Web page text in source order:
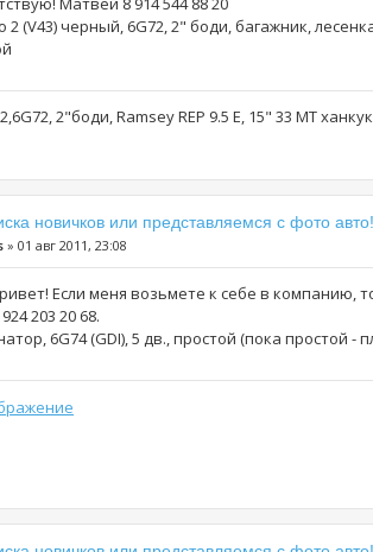
2 (V43) черный, 6G72, 2" боди, багажник,
2"боди, Ramsey REP 9.5 E, 15" 33 MT
новичков или представляемся с фото
» 01 авг 2011, 23:08
Если меня возьмете к себе в компанию,
203 20 68.
6G74 (GDI), 5 дв., простой (пока простой -